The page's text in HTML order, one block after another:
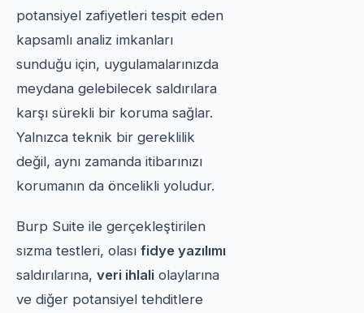
potansiyel zafiyetleri tespit eden
kapsamlı analiz imkanları
sunduğu için, uygulamalarınızda
meydana gelebilecek saldırılara
karşı sürekli bir koruma sağlar.
Yalnızca teknik bir gereklilik
değil, aynı zamanda itibarınızı
korumanın da öncelikli yoludur.
Burp Suite ile gerçekleştirilen
sızma testleri, olası fidye yazılımı
saldırılarına, veri ihlali olaylarına
ve diğer potansiyel tehditlere